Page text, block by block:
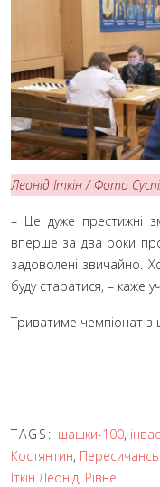
Леонід Іткін / Фото
– Це дуже престижні
вперше за два роки
задоволені звичайно.
буду старатися, – каже
Триватиме чемпіонат з
TAGS: шашки-100,
Костянтин,
Іткін Леонід, Рівне